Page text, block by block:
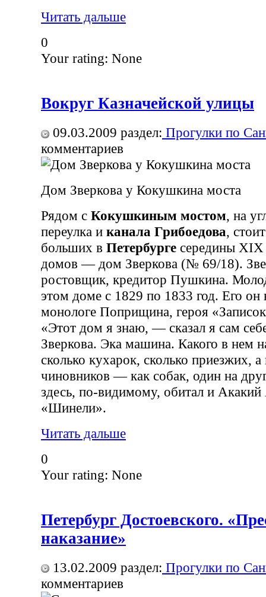
Читать дальше
0
Your rating: None
Вокруг Казначейской улицы
09.03.2009 раздел: Прогулки по
комментариев
Дом Зверкова у Кокушкина моста
Рядом с Кокушкиным мостом, на
переулка и канала Грибоедова,
больших в Петербурге середины XIX
домов — дом Зверкова (№ 69/18).
ростовщик, кредитор Пушкина.
этом доме с 1829 по 1833 год. Его он
монологе Поприщина, героя
«Этот дом я знаю, — сказал я сам
Зверкова. Эка машина. Какого в нем
сколько кухарок, сколько приезжих,
чиновников — как собак, один на
здесь, по-видимому, обитал и Акакий
«Шинели».
Читать дальше
0
Your rating: None
Петербург Достоевского.
наказание»
13.02.2009 раздел: Прогулки по
комментариев